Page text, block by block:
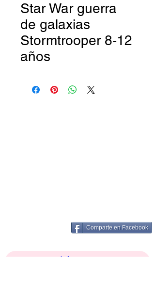
Star War guerra
de galaxias
Stormtrooper 8-12
años
Comparte en Facebook